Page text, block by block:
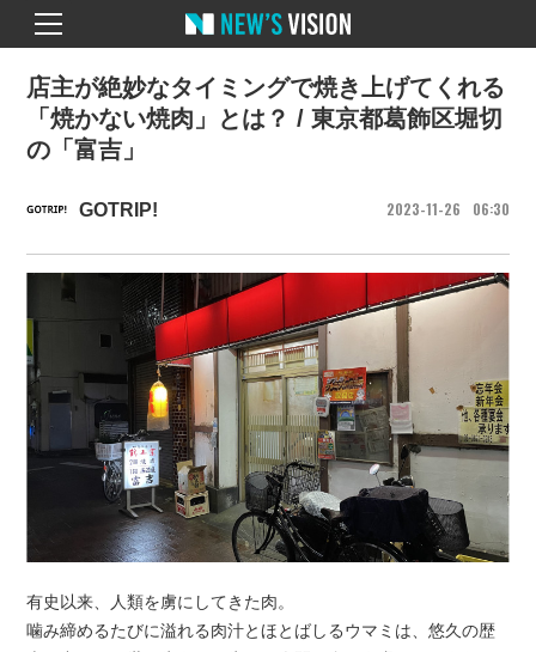
GOTRIP! 2023 11 26 06 30
店主が絶妙なタイミングで焼き上げてくれる
「焼かない焼肉」とは？ / 東京都葛飾区堀切
の「富吉」
有史以来、人類を虜にしてきた肉。
噛み締めるたびに溢れる肉汁とほとばしるウマミは、悠久の歴